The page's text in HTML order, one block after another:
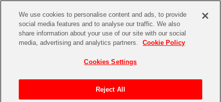
We use cookies to personalise content and ads, to provide
social media features and to analyse our traffic. We also
share information about your use of our site with our social
media, advertising and analytics partners.
Cookie Policy
Cookies Settings
Reject All